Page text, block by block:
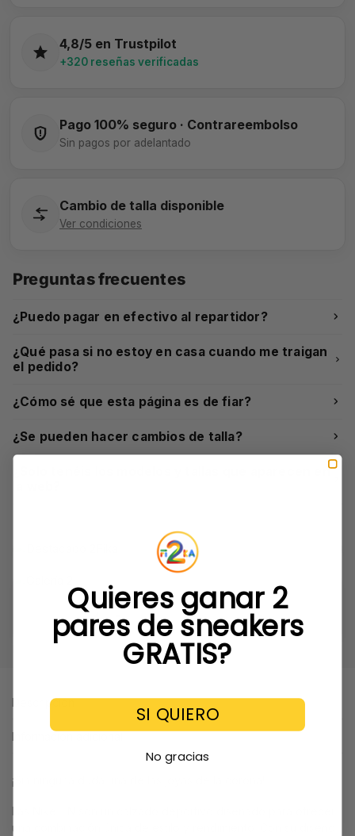
4,8/5 en Trustpilot
+320 reseñas verificadas
Pago 100% seguro · Contrareembolso
Sin pagos por adelantado
Cambio de talla disponible
Ver condiciones
Preguntas frecuentes
¿Puedo pagar en efectivo al repartidor?
¿Qué pasa si no estoy en casa cuando me traigan
el pedido?
¿Cómo sé que esta página es de fiar?
¿Se pueden hacer cambios de talla?
¿Solo tenéis los modelos y tallas que aparecen en
Descripción
Información adicional
¡Sin ninguna duda una de las joyas de la corona!
Las Nike TN son un calzado deportivo diseñado para ofrecer
una combinación única de estilo y rendimiento. Con su diseño
Quieres ganar 2
pares de sneakers
GRATIS?
SI QUIERO
No gracias